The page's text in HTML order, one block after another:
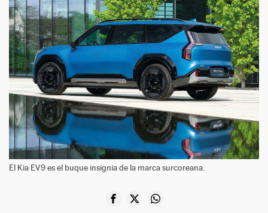
El Kia EV9 es el buque insignia de la marca surcoreana.